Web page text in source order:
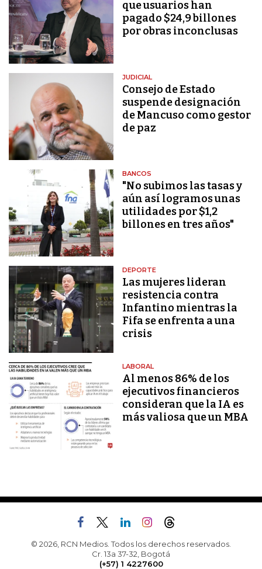
que usuarios han
pagado $24,9 billones
por obras inconclusas
JUDICIAL
Consejo de Estado
suspende designación
de Mancuso como gestor
de paz
BANCOS
"No subimos las tasas y
aún así logramos unas
utilidades por $1,2
billones en tres años"
DEPORTE
Las mujeres lideran
resistencia contra
Infantino mientras la
Fifa se enfrenta a una
crisis
LABORAL
Al menos 86% de los
ejecutivos financieros
consideran que la IA es
más valiosa que un MBA
© 2026, RCN Medios. Todos los derechos reservados.
Cr. 13a 37-32, Bogotá
(+57) 1 4227600